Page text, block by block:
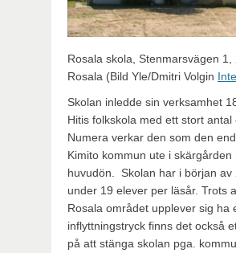
Rosala skola, Stenmarsvägen 1,
Rosala (Bild Yle/Dmitri Volgin
Skolan inledde sin verksamhet
Hitis folkskola med ett stort antal
Numera verkar den som den
Kimito kommun ute i skärgården
huvudön. Skolan har i början av
under 19 elever per läsår. Trots
Rosala området upplever sig ha
inflyttningstryck finns det också
på att stänga skolan pga.